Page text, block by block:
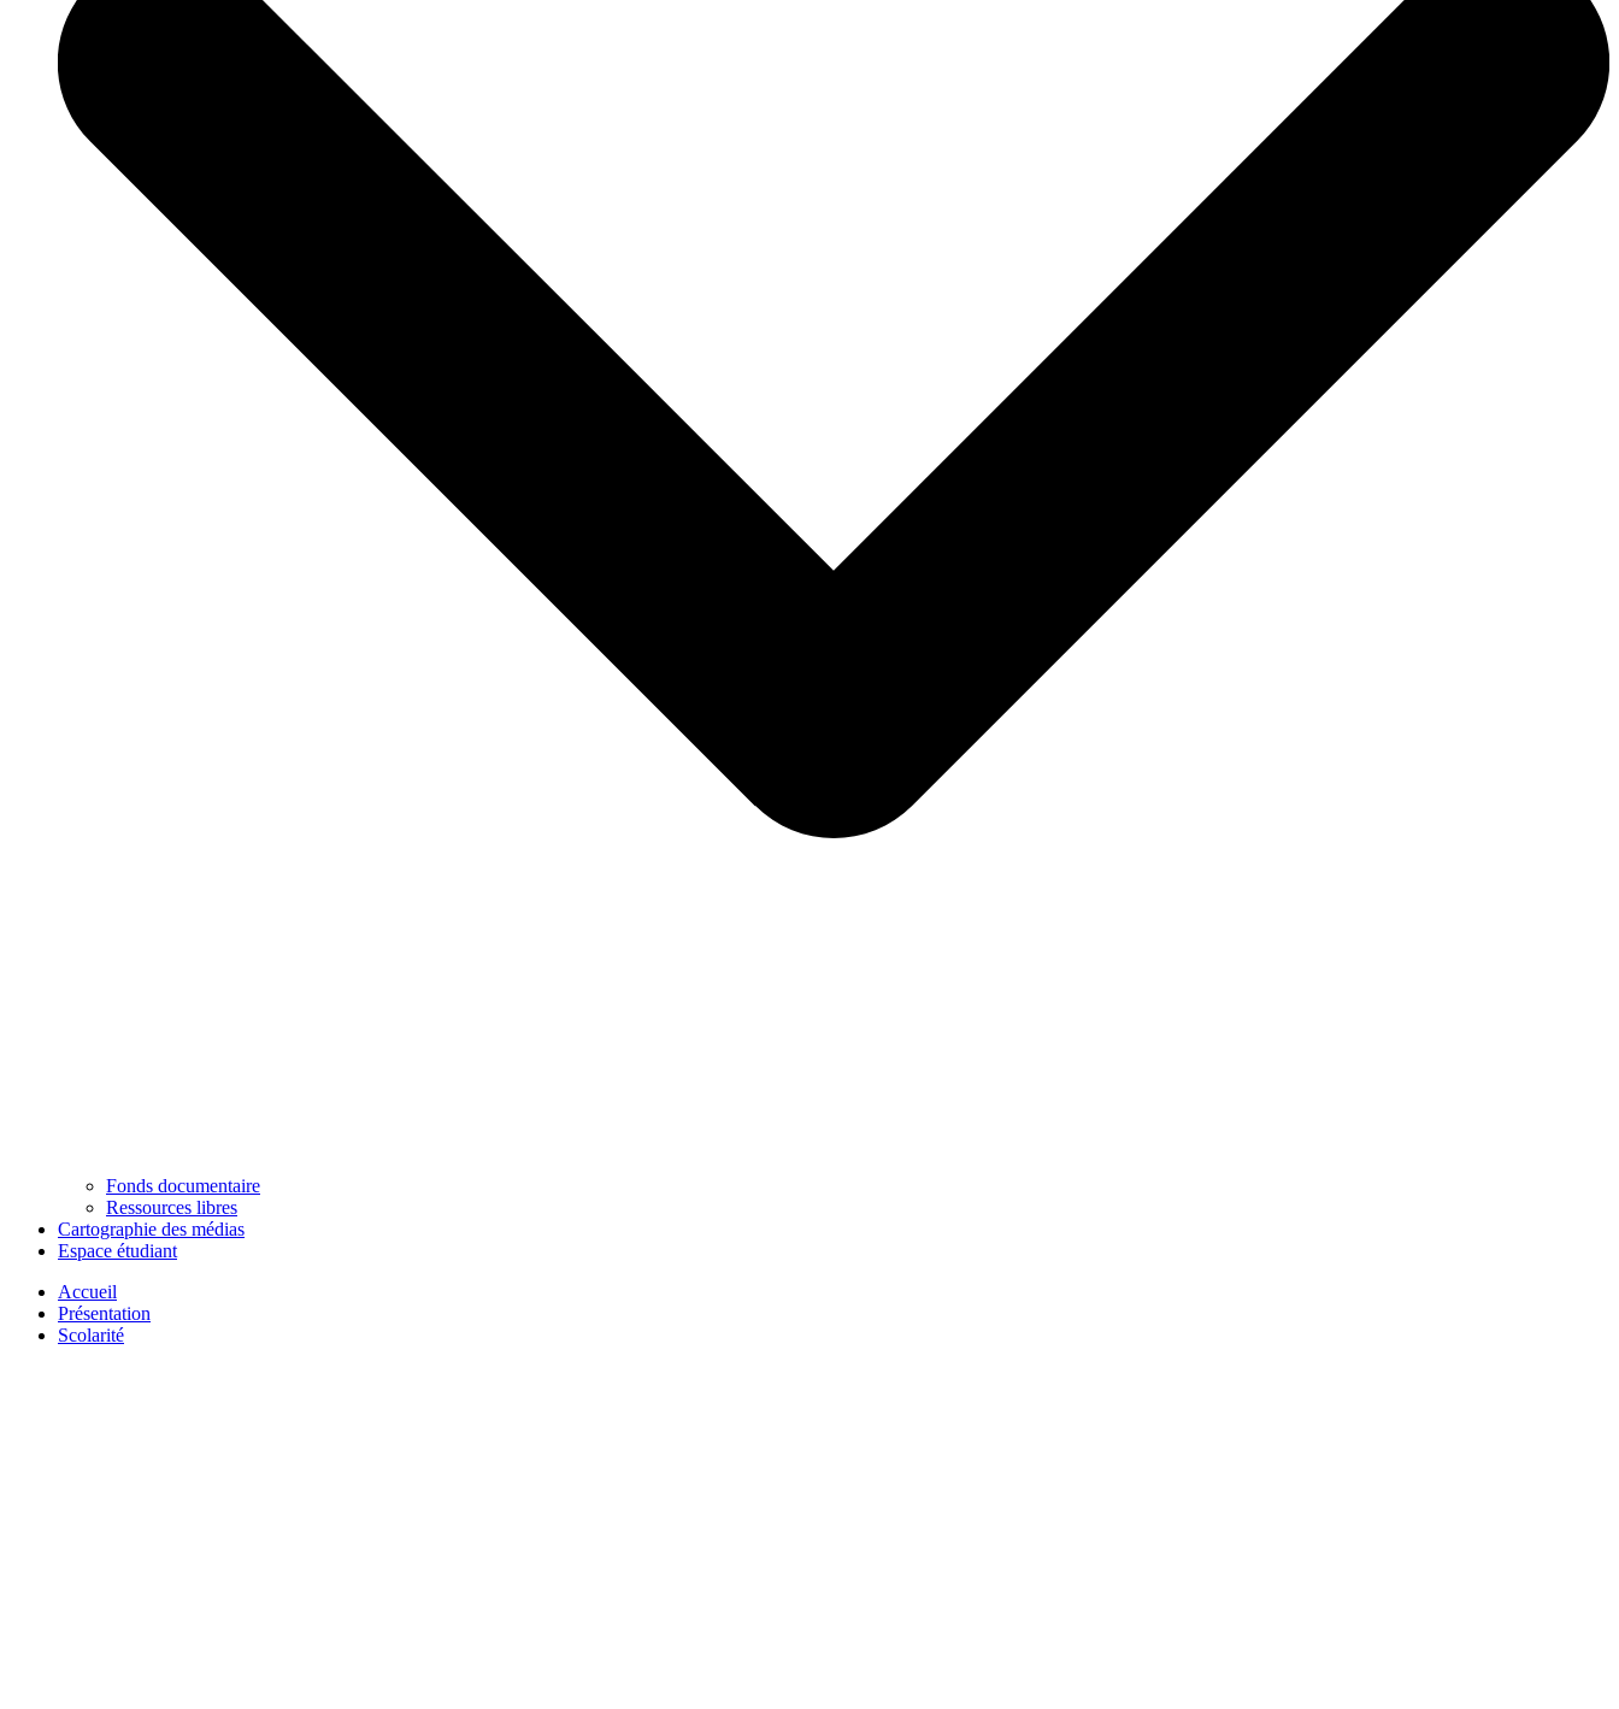
Fonds documentaire
Ressources libres
Cartographie des médias
Espace étudiant
Accueil
Présentation
Scolarité